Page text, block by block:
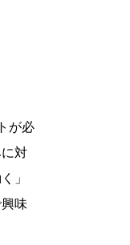
が必
対
」
味